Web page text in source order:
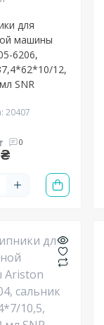
для
машины
6206,
12,
SNR
20407
0